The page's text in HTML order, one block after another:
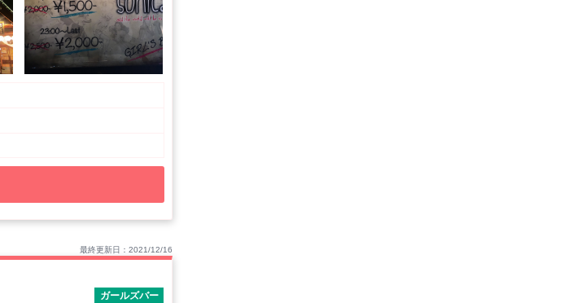
最終更新日：2021/12/16
ガールズバー